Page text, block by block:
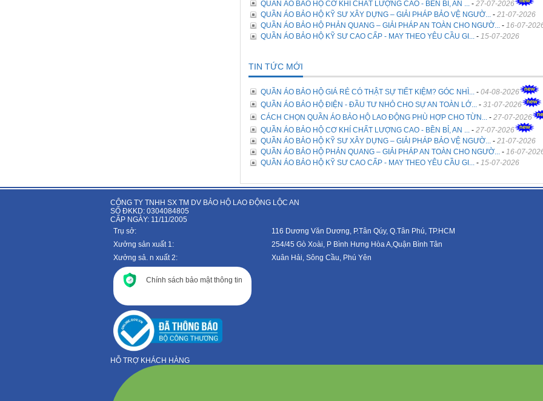
QUẦN ÁO BẢO HỘ CƠ KHÍ CHẤT LƯỢNG CAO - BỀN BỈ, AN ... - 27-07-2026
QUẦN ÁO BẢO HỘ KỸ SƯ XÂY DỰNG – GIẢI PHÁP BẢO VỆ NGƯỜ... - 21-07-2026
QUẦN ÁO BẢO HỘ PHẢN QUANG – GIẢI PHÁP AN TOÀN CHO NGƯỜ... - 16-07-
QUẦN ÁO BẢO HỘ KỸ SƯ CAO CẤP - MAY THEO YÊU CẦU GI... - 15-07-2026
TIN TỨC MỚI
QUẦN ÁO BẢO HỘ GIÁ RẺ CÓ THẬT SỰ TIẾT KIỆM? GÓC NHÌ... - 04-08-2026
QUẦN ÁO BẢO HỘ ĐIỆN - ĐẦU TƯ NHỎ CHO SỰ AN TOÀN LỚ... - 31-07-2026
CÁCH CHỌN QUẦN ÁO BẢO HỘ LAO ĐỘNG PHÙ HỢP CHO TỪN... - 27-07-2026
QUẦN ÁO BẢO HỘ CƠ KHÍ CHẤT LƯỢNG CAO - BỀN BỈ, AN ... - 27-07-2026
QUẦN ÁO BẢO HỘ KỸ SƯ XÂY DỰNG – GIẢI PHÁP BẢO VỆ NGƯỜ... - 21-07-2026
QUẦN ÁO BẢO HỘ PHẢN QUANG – GIẢI PHÁP AN TOÀN CHO NGƯỜ... - 16-07-
QUẦN ÁO BẢO HỘ KỸ SƯ CAO CẤP - MAY THEO YÊU CẦU GI... - 15-07-2026
CÔNG TY TNHH SX TM DV BẢO HỘ LAO ĐỘNG LỘC AN
SỐ ĐKKD: 0304084805
CẤP NGÀY: 11/11/2005
Trụ sở:
116 Dương Văn Dương, P.Tân Qúy, Q.Tân Phú, TP.HCM
Xưởng sản xuất 1:
254/45 Gò Xoài, P Bình Hưng Hòa A,Quận Bình Tân
Xưởng sả. n xuất 2:
Xuân Hải, Sông Cầu, Phú Yên
Chính sách bảo mật thông tin
HỖ TRỢ KHÁCH HÀNG